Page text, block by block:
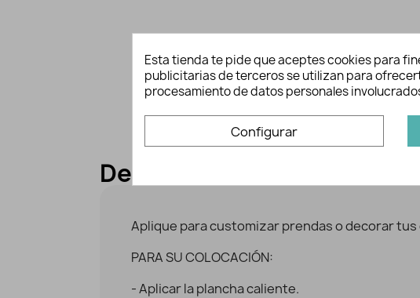
Descripción y detalles
Aplique para customizar prendas o decorar
PARA SU COLOCACIÓN:
- Aplicar la plancha caliente.
Esta tienda te pide que aceptes cookies para
publicitarias de terceros se utilizan para
procesamiento de datos personales
Configurar